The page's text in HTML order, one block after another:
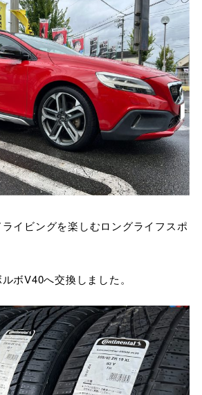
イビングを楽しむロングライフスポ
ボV40へ交換しました。